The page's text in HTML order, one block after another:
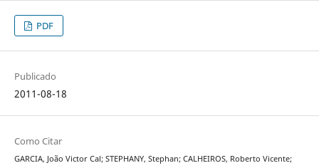
PDF
Publicado
2011-08-18
Como Citar
GARCIA, João Victor Cal; STEPHANY, Stephan; CALHEIROS, Roberto Vicente;